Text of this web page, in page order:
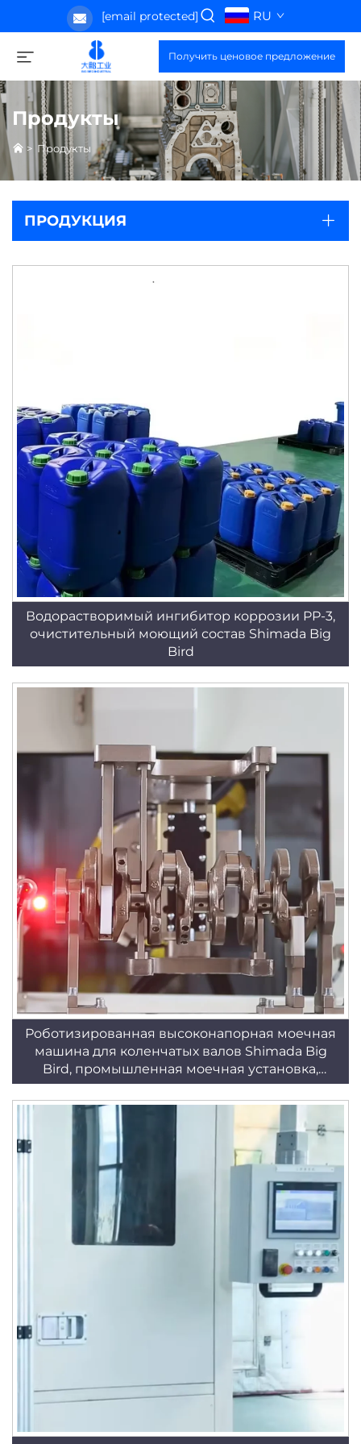
[email protected] RU
Получить ценовое предложение
Продукты
> Продукты
ПРОДУКЦИЯ
Водорастворимый ингибитор коррозии PP-3,
очистительный моющий состав Shimada Big
Bird
Роботизированная высоконапорная моечная
машина для коленчатых валов Shimada Big
Bird, промышленная моечная установка,
новая, для использования на автомойках и в
автосервисах, мощность 3000–5000 Вт